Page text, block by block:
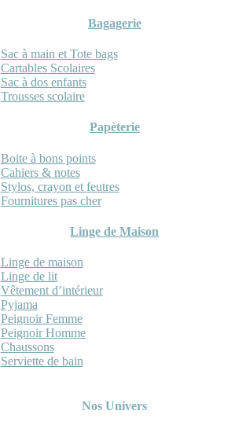
Bagagerie
Sac à main et Tote bags
Cartables Scolaires
Sac à dos enfants
Trousses scolaire
Papèterie
Boite à bons points
Cahiers & notes
Stylos, crayon et feutres
Fournitures pas cher
Linge de Maison
Linge de maison
Linge de lit
Vêtement d’intérieur
Pyjama
Peignoir Femme
Peignoir Homme
Chaussons
Serviette de bain
Nos Univers